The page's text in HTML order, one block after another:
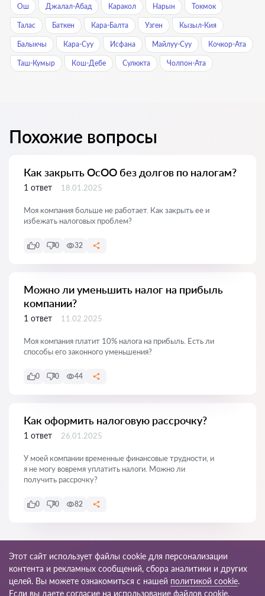
Ош Джалал-Абад Каракол Нарын Токмок
Талас Баткен Кара-Балта Узген Кызыл-Кия
Балыкчы Кара-Суу Исфана Майлуу-Суу Кочкор-Ата
Таш-Кумыр Кош-Дебе Сулюкта Чолпон-Ата
Похожие вопросы
Как закрыть ОсОО без долгов по налогам?
1 ответ 18.01.2025
Моя компания больше не работает. Как закрыть ее и
избежать налоговых проблем?
0 0 32
Можно ли уменьшить налог на прибыль
компании?
1 ответ 11.02.2025
Моя компания платит 10% налога на прибыль. Есть ли
способы его законного уменьшения?
0 0 44
Как оформить налоговую рассрочку?
1 ответ 26.01.2025
У моей компании временные финансовые трудности, и
я не могу вовремя уплатить налоги. Можно ли
получить рассрочку?
0 0 82
Этот сайт использует файлы cookie для персонализации
контента и рекламных сообщений, сбора аналитики и других
целей. Вы можете ознакомиться с нашей политикой cookie.
Если вы даете согласие на использование файлов cookie,